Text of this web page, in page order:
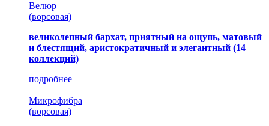
Велюр
(ворсовая)
великолепный бархат, приятный на ощупь, матовый
и блестящий, аристократичный и элегантный (14
коллекций)
подробнее
Микрофибра
(ворсовая)